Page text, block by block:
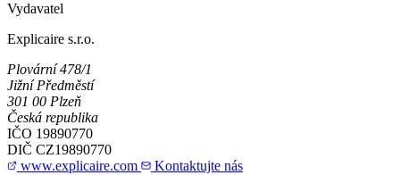
Vydavatel
Explicaire s.r.o.
Plovární 478/1
Jižní Předměstí
301 00 Plzeň
Česká republika
IČO 19890770
DIČ CZ19890770
www.explicaire.com
Kontaktujte nás